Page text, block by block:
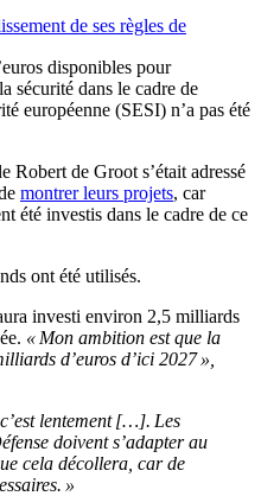
de ses règles de
disponibles pour
sécurité dans le cadre de
européenne (SESI) n’a pas été
Robert de Groot s’était adressé
montrer leurs projets, car
été investis dans le cadre de ce
ont été utilisés.
investi environ 2,5 milliards
« Mon ambition est que la
d’euros d’ici 2027 »,
lentement […]. Les
doivent s’adapter au
cela décollera, car de
»